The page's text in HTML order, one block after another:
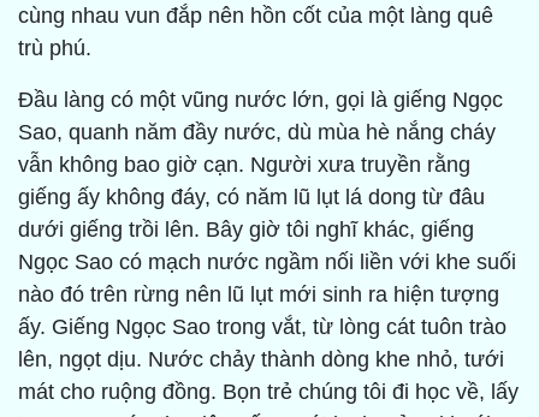
cùng nhau vun đắp nên hồn cốt của một làng quê
trù phú.
Đầu làng có một vũng nước lớn, gọi là giếng Ngọc
Sao, quanh năm đầy nước, dù mùa hè nắng cháy
vẫn không bao giờ cạn. Người xưa truyền rằng
giếng ấy không đáy, có năm lũ lụt lá dong từ đâu
dưới giếng trồi lên. Bây giờ tôi nghĩ khác, giếng
Ngọc Sao có mạch nước ngầm nối liền với khe suối
nào đó trên rừng nên lũ lụt mới sinh ra hiện tượng
ấy. Giếng Ngọc Sao trong vắt, từ lòng cát tuôn trào
lên, ngọt dịu. Nước chảy thành dòng khe nhỏ, tưới
mát cho ruộng đồng. Bọn trẻ chúng tôi đi học về, lấy